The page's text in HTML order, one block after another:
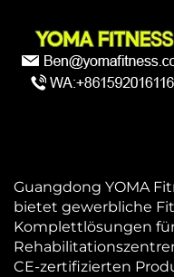
Guangdong YOMA
bietet gewerbliche
Komplettlösungen
CE-zertifizierten